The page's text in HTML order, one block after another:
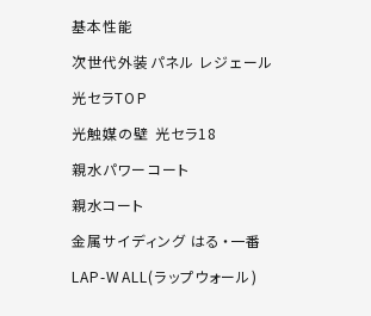
基本性能
次世代外装パネル レジェール
光セラTOP
光触媒の壁 光セラ18
親水パワーコート
親水コート
金属サイディング はる・一番
LAP-WALL(ラップウォール)